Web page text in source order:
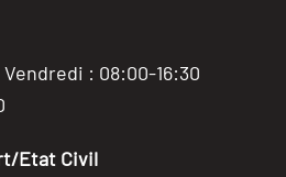
: 08:00-16:30
Etat Civil